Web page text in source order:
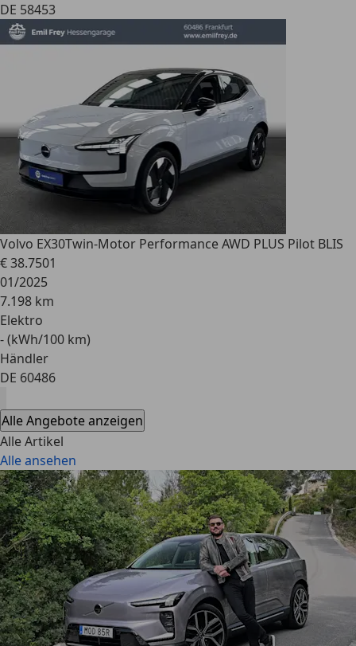
DE 58453
Volvo EX30Twin-Motor Performance AWD PLUS Pilot BLIS
€ 38.7501
01/2025
7.198 km
Elektro
- (kWh/100 km)
Händler
DE 60486
Alle Angebote anzeigen
Alle Artikel
Alle ansehen